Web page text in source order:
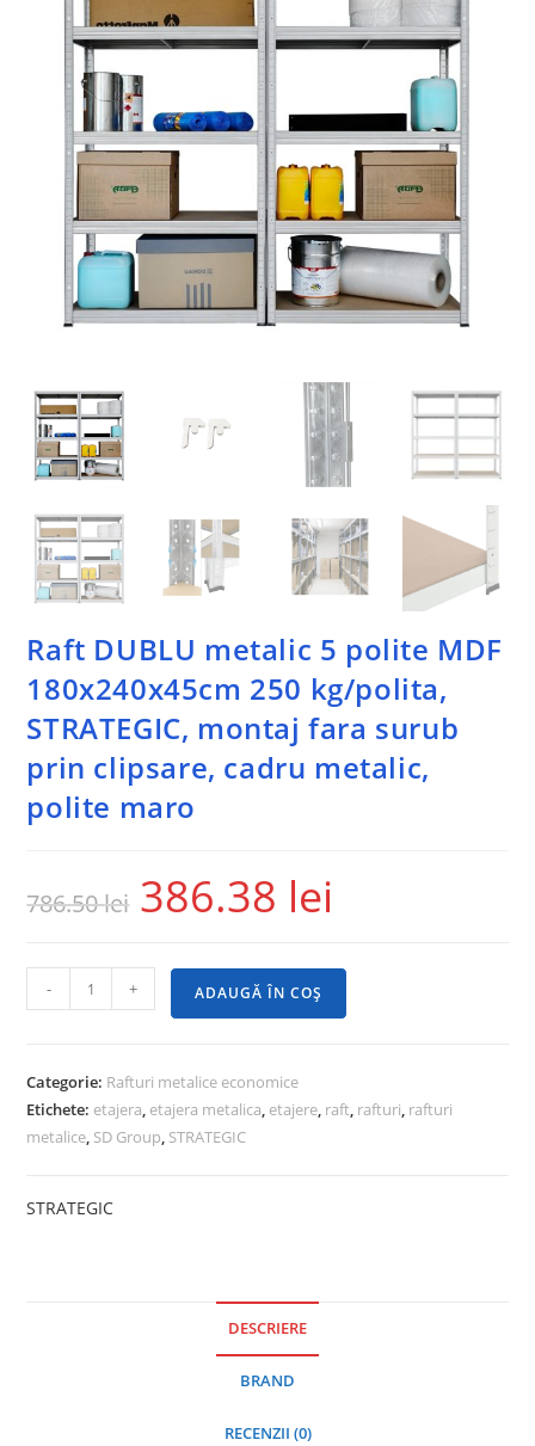
Raft DUBLU metalic 5 polite MDF
180x240x45cm 250 kg/polita,
STRATEGIC, montaj fara surub
prin clipsare, cadru metalic,
polite maro
786.50lei 386.38 lei
- + ADAUGĂ ÎN COȘ
Categorie: Rafturi metalice economice
Etichete: etajera, etajera metalica, etajere, raft, rafturi, rafturi
metalice, SD Group, STRATEGIC
STRATEGIC
DESCRIERE
BRAND
RECENZII (0)